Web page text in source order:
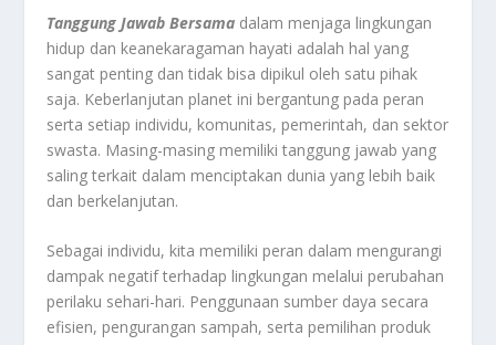
Tanggung Jawab Bersama dalam menjaga lingkungan
hidup dan keanekaragaman hayati adalah hal yang
sangat penting dan tidak bisa dipikul oleh satu pihak
saja. Keberlanjutan planet ini bergantung pada peran
serta setiap individu, komunitas, pemerintah, dan sektor
swasta. Masing-masing memiliki tanggung jawab yang
saling terkait dalam menciptakan dunia yang lebih baik
dan berkelanjutan.
Sebagai individu, kita memiliki peran dalam mengurangi
dampak negatif terhadap lingkungan melalui perubahan
perilaku sehari-hari. Penggunaan sumber daya secara
efisien, pengurangan sampah, serta pemilihan produk